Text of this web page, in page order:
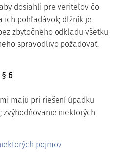
dosiahli pre veriteľov čo
ich pohľadávok; dlžník je
zbytočného odkladu všetku
spravodlivo požadovať.
§ 6
majú pri riešení úpadku
zvýhodňovanie niektorých
pojmov